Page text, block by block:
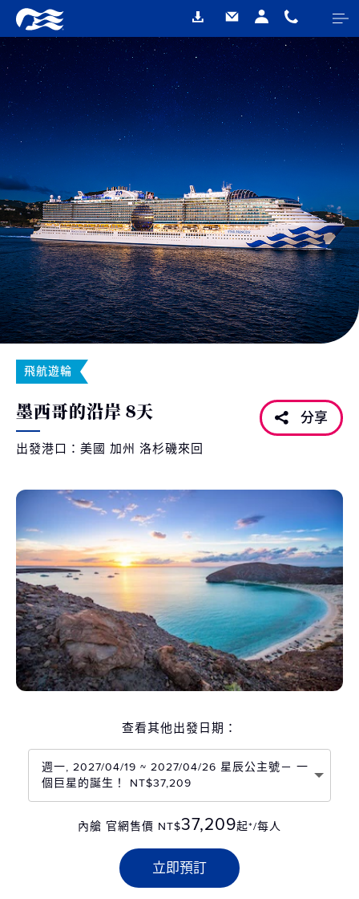
飛航遊輪
墨西哥的沿岸 8天
出發港口：美國 加州 洛杉磯來回
分享
查看其他出發日期：
週一, 2027/04/19 ~ 2027/04/26 星辰公主號－ 一
個巨星的誕生！ NT$37,209
內艙 官網售價 NT$37,209起*/每人
立即預訂